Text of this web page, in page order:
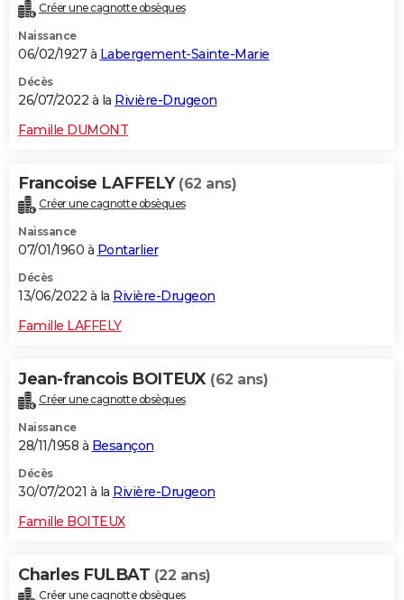
Créer une cagnotte obsèques
Naissance
06/02/1927 à Labergement-Sainte-Marie
Décès
26/07/2022 à la Rivière-Drugeon
Famille DUMONT
Francoise LAFFELY (62 ans)
Créer une cagnotte obsèques
Naissance
07/01/1960 à Pontarlier
Décès
13/06/2022 à la Rivière-Drugeon
Famille LAFFELY
Jean-francois BOITEUX (62 ans)
Créer une cagnotte obsèques
Naissance
28/11/1958 à Besançon
Décès
30/07/2021 à la Rivière-Drugeon
Famille BOITEUX
Charles FULBAT (22 ans)
Créer une cagnotte obsèques